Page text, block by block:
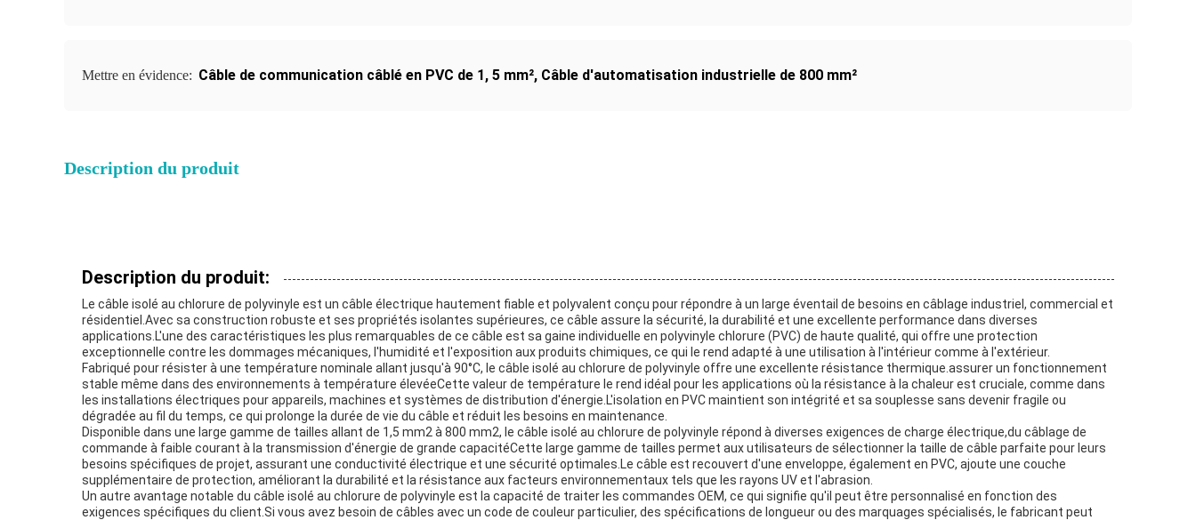
Mettre en évidence: Câble de communication câblé en PVC de 1, 5 mm², Câble d'automatisation industrielle de 800 mm²
Description du produit
Description du produit:
Le câble isolé au chlorure de polyvinyle est un câble électrique hautement fiable et polyvalent conçu pour répondre à un large éventail de besoins en câblage industriel, commercial et
résidentiel.Avec sa construction robuste et ses propriétés isolantes supérieures, ce câble assure la sécurité, la durabilité et une excellente performance dans diverses
applications.L'une des caractéristiques les plus remarquables de ce câble est sa gaine individuelle en polyvinyle chlorure (PVC) de haute qualité, qui offre une protection
exceptionnelle contre les dommages mécaniques, l'humidité et l'exposition aux produits chimiques, ce qui le rend adapté à une utilisation à l'intérieur comme à l'extérieur.
Fabriqué pour résister à une température nominale allant jusqu'à 90°C, le câble isolé au chlorure de polyvinyle offre une excellente résistance thermique.assurer un fonctionnement
stable même dans des environnements à température élevéeCette valeur de température le rend idéal pour les applications où la résistance à la chaleur est cruciale, comme dans
les installations électriques pour appareils, machines et systèmes de distribution d'énergie.L'isolation en PVC maintient son intégrité et sa souplesse sans devenir fragile ou
dégradée au fil du temps, ce qui prolonge la durée de vie du câble et réduit les besoins en maintenance.
Disponible dans une large gamme de tailles allant de 1,5 mm2 à 800 mm2, le câble isolé au chlorure de polyvinyle répond à diverses exigences de charge électrique,du câblage de
commande à faible courant à la transmission d'énergie de grande capacitéCette large gamme de tailles permet aux utilisateurs de sélectionner la taille de câble parfaite pour leurs
besoins spécifiques de projet, assurant une conductivité électrique et une sécurité optimales.Le câble est recouvert d'une enveloppe, également en PVC, ajoute une couche
supplémentaire de protection, améliorant la durabilité et la résistance aux facteurs environnementaux tels que les rayons UV et l'abrasion.
Un autre avantage notable du câble isolé au chlorure de polyvinyle est la capacité de traiter les commandes OEM, ce qui signifie qu'il peut être personnalisé en fonction des
exigences spécifiques du client.Si vous avez besoin de câbles avec un code de couleur particulier, des spécifications de longueur ou des marquages spécialisés, le fabricant peut